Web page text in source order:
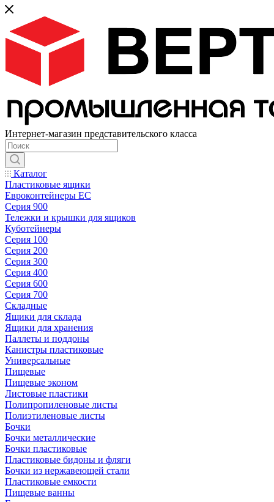
Интернет-магазин представительского класса
Каталог
Пластиковые ящики
Евроконтейнеры ЕС
Серия 900
Тележки и крышки для ящиков
Куботейнеры
Серия 100
Серия 200
Серия 300
Серия 400
Серия 600
Серия 700
Складные
Ящики для склада
Ящики для хранения
Паллеты и поддоны
Канистры пластиковые
Универсальные
Пищевые
Пищевые эконом
Листовые пластики
Полипропиленовые листы
Полиэтиленовые листы
Бочки
Бочки металлические
Бочки пластиковые
Пластиковые бидоны и фляги
Бочки из нержавеющей стали
Пластиковые емкости
Пищевые ванны